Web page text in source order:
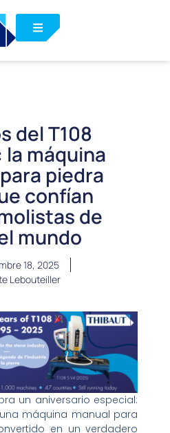
del T108
máquina
piedra
confían
de
mundo
18, 2025
Lebouteiller
un aniversario especial:
máquina manual para
en un verdadero